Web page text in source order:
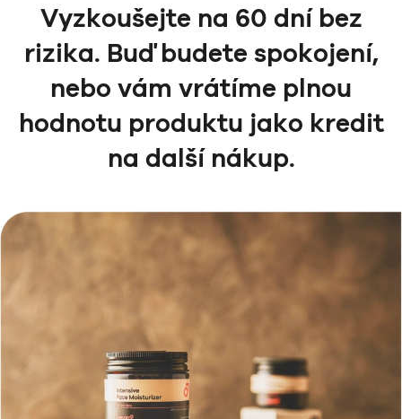
Vyzkoušejte na 60 dní bez
rizika. Buď budete spokojení,
nebo vám vrátíme plnou
hodnotu produktu jako kredit
na další nákup.